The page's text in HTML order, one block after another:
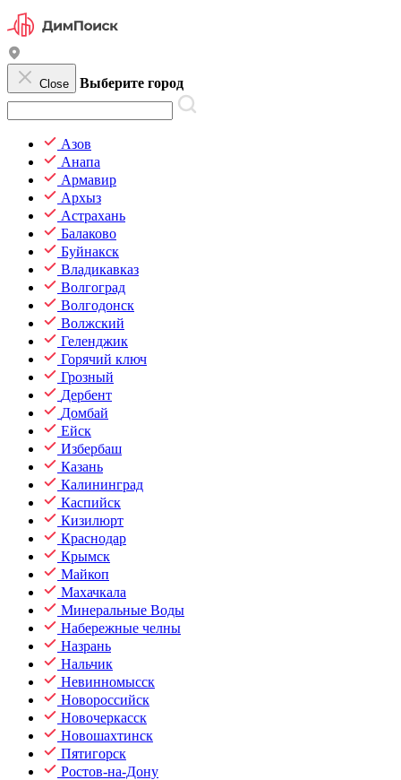
Close Выберите город
Азов
Анапа
Армавир
Архыз
Астрахань
Балаково
Буйнакск
Владикавказ
Волгоград
Волгодонск
Волжский
Геленджик
Горячий ключ
Грозный
Дербент
Домбай
Ейск
Избербаш
Казань
Калининград
Каспийск
Кизилюрт
Краснодар
Крымск
Майкоп
Махачкала
Минеральные Воды
Набережные челны
Назрань
Нальчик
Невинномысск
Новороссийск
Новочеркасск
Новошахтинск
Пятигорск
Ростов-на-Дону